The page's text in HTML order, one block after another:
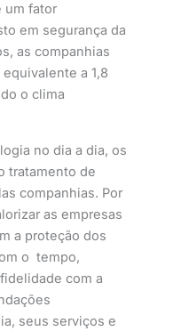
um fator
em segurança da
as companhias
a 1,8
o clima
no dia a dia, os
tratamento de
companhias. Por
as empresas
a proteção dos
o tempo,
com a
seus serviços e